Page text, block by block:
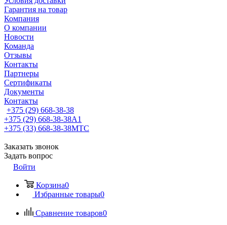
Гарантия на товар
Компания
О компании
Новости
Команда
Отзывы
Контакты
Партнеры
Сертификаты
Документы
Контакты
+375 (29) 668-38-38
+375 (29) 668-38-38A1
+375 (33) 668-38-38МТС
Заказать звонок
Задать вопрос
Войти
Корзина0
Избранные товары0
Сравнение товаров0